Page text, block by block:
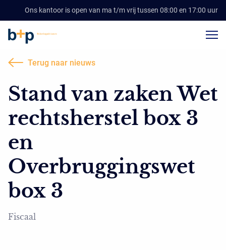
Ons kantoor is open van ma t/m vrij tussen 08:00 en 17:00 uur
Terug naar nieuws
Stand van zaken Wet
rechtsherstel box 3
en
Overbruggingswet
box 3
Fiscaal